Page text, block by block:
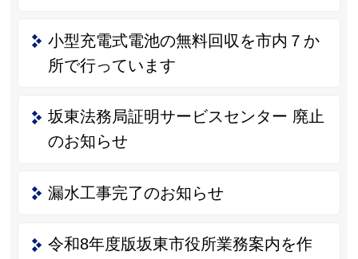
小型充電式電池の無料回収を市内７か
所で行っています
坂東法務局証明サービスセンター 廃止
のお知らせ
漏水工事完了のお知らせ
令和8年度版坂東市役所業務案内を作